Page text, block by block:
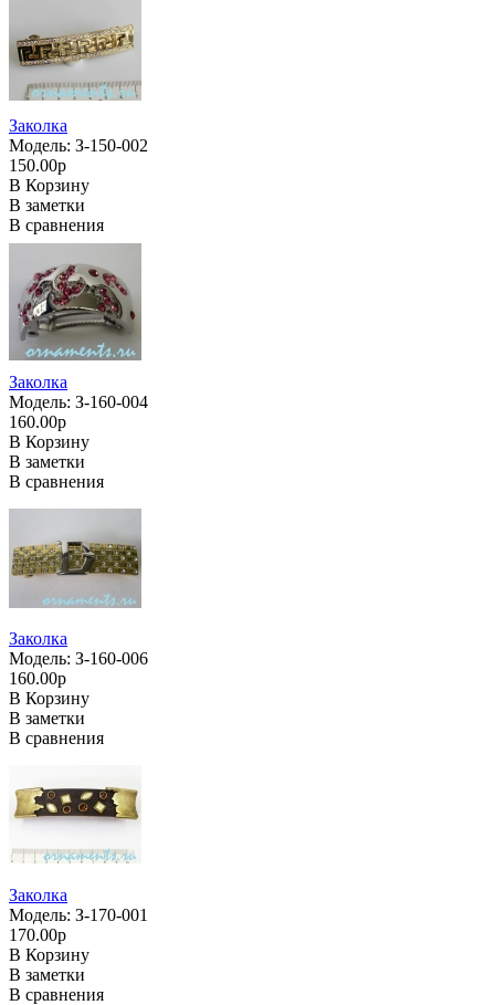
Заколка
Модель: З-150-002
150.00р
В Корзину
В заметки
В сравнения
Заколка
Модель: З-160-004
160.00р
В Корзину
В заметки
В сравнения
Заколка
Модель: З-160-006
160.00р
В Корзину
В заметки
В сравнения
Заколка
Модель: З-170-001
170.00р
В Корзину
В заметки
В сравнения